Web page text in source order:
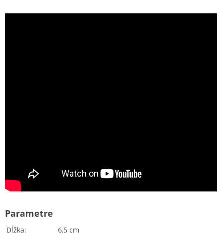
Dĺžka
6,5 cm
Parametre